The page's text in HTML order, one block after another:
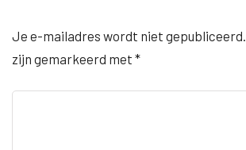
Je e-mailadres wordt niet gepubliceerd.
zijn gemarkeerd met *